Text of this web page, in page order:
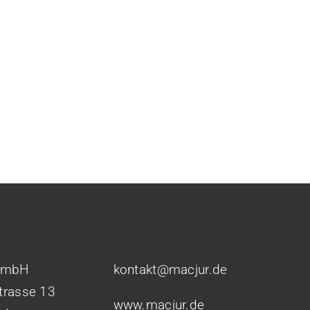
13
kontakt@macjur.de
www.macjur.de